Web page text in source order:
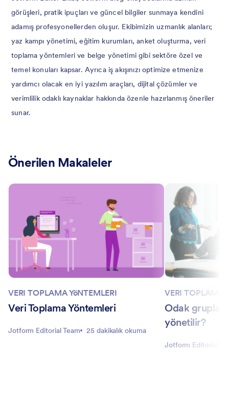
görüşleri, pratik ipuçları ve güncel bilgiler sunmaya kendini
adamış profesyonellerden oluşur. Ekibimizin uzmanlık alanları;
yaz kampı yönetimi, eğitim kurumları, anket oluşturma, veri
toplama yöntemleri ve belge yönetimi gibi sektöre özel ve
temel konuları kapsar. Ayrıca iş akışınızı optimize etmenize
yardımcı olacak en iyi yazılım araçları, dijital çözümler ve
verimlilik odaklı kaynaklar hakkında özenle hazırlanmış öneriler
sunar.
Önerilen Makaleler
VERI TOPLAMA YöNTEMLERI
Veri Toplama Yöntemleri
Jotform Editorial Team 25 dakikalık okuma
VERI TOPLAMA
Odak grupları
yönetilir?
Jotform Editorial